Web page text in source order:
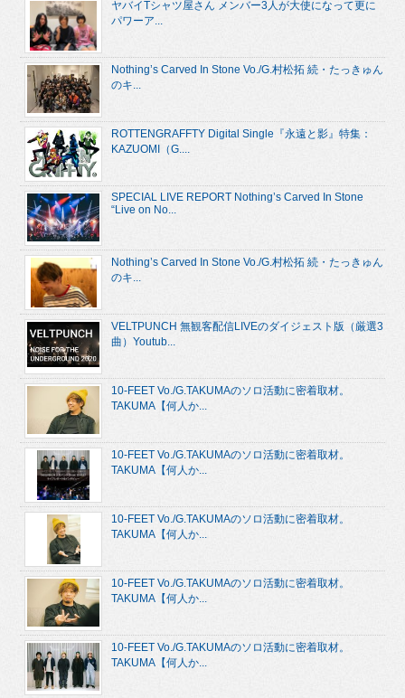
ヤバイTシャツ屋さん メンバー3人が大使になって更に
パワーア...
Nothing’s Carved In Stone Vo./G.村松拓 続・たっきゅん
のキ...
ROTTENGRAFFTY Digital Single『永遠と影』特集：
KAZUOMI（G....
SPECIAL LIVE REPORT Nothing’s Carved In Stone
“Live on No...
Nothing’s Carved In Stone Vo./G.村松拓 続・たっきゅん
のキ...
VELTPUNCH 無観客配信LIVEのダイジェスト版（厳選3
曲）Youtub...
10-FEET Vo./G.TAKUMAのソロ活動に密着取材。
TAKUMA【何人か...
10-FEET Vo./G.TAKUMAのソロ活動に密着取材。
TAKUMA【何人か...
10-FEET Vo./G.TAKUMAのソロ活動に密着取材。
TAKUMA【何人か...
10-FEET Vo./G.TAKUMAのソロ活動に密着取材。
TAKUMA【何人か...
10-FEET Vo./G.TAKUMAのソロ活動に密着取材。
TAKUMA【何人か...